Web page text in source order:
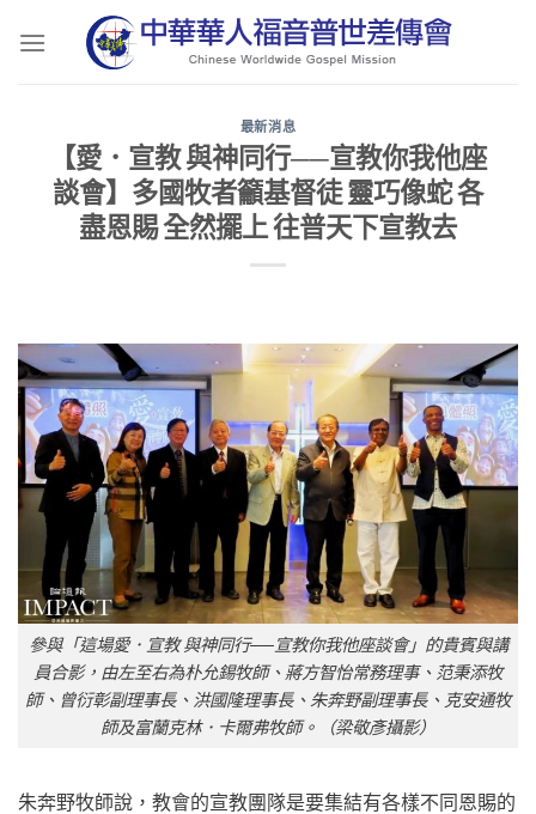
最新消息
【愛．宣教 與神同行──宣教你我他座
談會】多國牧者籲基督徒 靈巧像蛇 各
盡恩賜 全然擺上 往普天下宣教去
參與「這場愛．宣教 與神同行──宣教你我他座談會」的貴賓與講
員合影，由左至右為朴允錫牧師、蔣方智怡常務理事、范秉添牧
師、曾衍彰副理事長、洪國隆理事長、朱奔野副理事長、克安通牧
師及富蘭克林．卡爾弗牧師。（梁敬彥攝影）
朱奔野牧師說，教會的宣教團隊是要集結有各樣不同恩賜的